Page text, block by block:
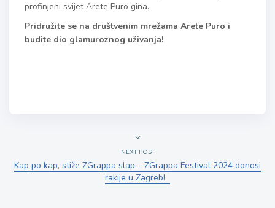
profinjeni svijet Arete Puro gina.
Pridružite se na društvenim mrežama Arete Puro i
budite dio glamuroznog uživanja!
NEXT POST
Kap po kap, stiže ZGrappa slap – ZGrappa Festival 2024 donosi
rakije u Zagreb!